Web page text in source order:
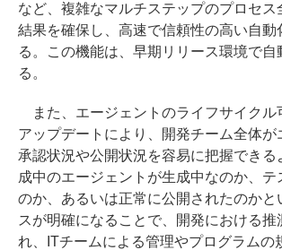
など、複雑なマルチステップのプロセス
結果を確保し、高速で信頼性の高い自動
る。この機能は、早期リリース環境で自
る。
また、エージェントのライフサイクル
アップデートにより、開発チーム全体が
承認状況や公開状況を容易に把握できる
成中のエージェントが生成中なのか、テ
のか、あるいは正常に公開されたのかと
スが明確になることで、開発における推
れ、ITチームによる管理やプログラムの